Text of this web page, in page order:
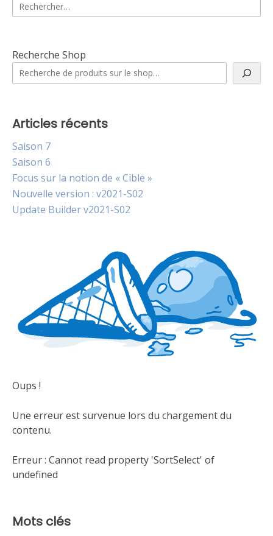
Recherche Shop
Articles récents
Saison 7
Saison 6
Focus sur la notion de « Cible »
Nouvelle version : v2021-S02
Update Builder v2021-S02
Oups !
Une erreur est survenue lors du chargement du
contenu.
Erreur : Cannot read property 'SortSelect' of
undefined
Mots clés